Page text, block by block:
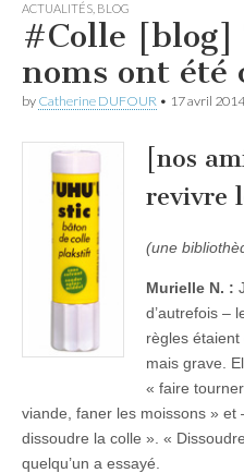
ACTUALITÉS BLOG
#Colle [blog]
noms ont été
by Catherine DUFOUR • 17 avril 2014
[nos
revivre
(une
Murielle N. :
d’autrefois –
règles étaient
mais grave.
« faire
viande, faner les moissons »
dissoudre la colle ». «
quelqu’un a essayé.